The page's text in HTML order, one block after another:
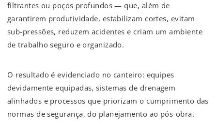
filtrantes ou poços profundos — que, além de
garantirem produtividade, estabilizam cortes, evitam
sub-pressões, reduzem acidentes e criam um ambiente
de trabalho seguro e organizado.
O resultado é evidenciado no canteiro: equipes
devidamente equipadas, sistemas de drenagem
alinhados e processos que priorizam o cumprimento das
normas de segurança, do planejamento ao pós-obra.